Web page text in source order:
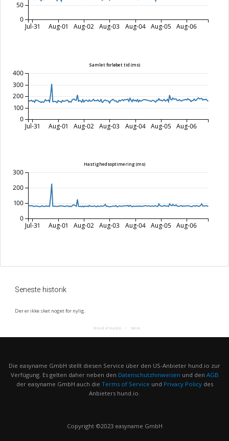
Jul-31 Aug-01 Aug-02 Aug-03 Aug-04 Aug-05 Aug-06
0
50
Samlet forløbet tid (ms)
Jul-31 Aug-01 Aug-02 Aug-03 Aug-04 Aug-05 Aug-06
0
100
200
300
400
Hastighedsoptimering (ms)
Jul-31 Aug-01 Aug-02 Aug-03 Aug-04 Aug-05 Aug-06
0
100
200
300
Seneste historik
Der er ikke sket noget for nylig.
Drevet af Hund.io Dansk
Die easyname GmbH stellt diesen Service über den US-Anbieter hund.io zur
Verfügung. Es gelten daher neben den Datenschutzhinweisen und den AGB
der easyname GmbH auch die Terms of Service und Privacy Policydes
Anbieters hund.io.
Copyright ©2023 easyname GmbH